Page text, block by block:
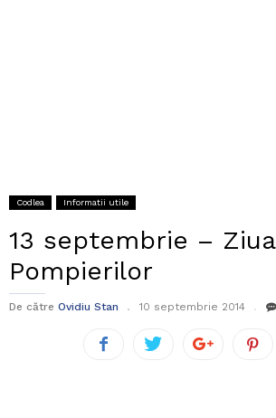
Codlea Informatii utile
13 septembrie – Ziua
Pompierilor
De către Ovidiu Stan 10 septembrie 2014